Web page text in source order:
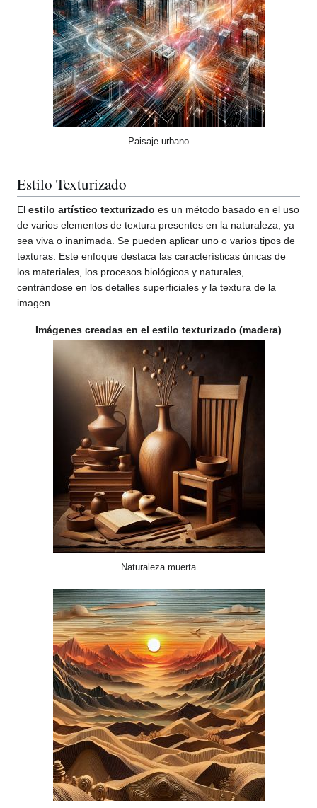
Paisaje urbano
Estilo Texturizado
El estilo artístico texturizado es un método basado en el uso
de varios elementos de textura presentes en la naturaleza, ya
sea viva o inanimada. Se pueden aplicar uno o varios tipos de
texturas. Este enfoque destaca las características únicas de
los materiales, los procesos biológicos y naturales,
centrándose en los detalles superficiales y la textura de la
imagen.
Imágenes creadas en el estilo texturizado (madera)
Naturaleza muerta